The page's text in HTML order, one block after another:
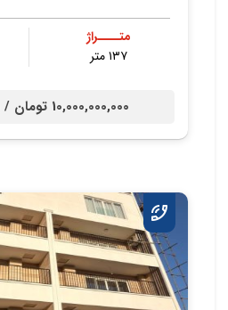
متــــراژ
۱۳۷ متر
10,000,000,000 تومان /